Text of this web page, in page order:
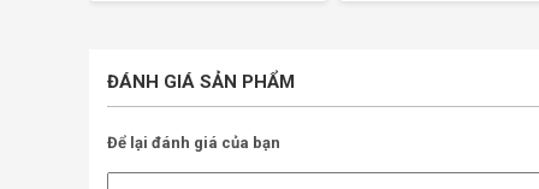
ĐÁNH GIÁ SẢN PHẨM
Để lại đánh giá của bạn